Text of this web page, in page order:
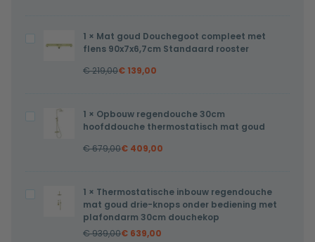
mat
Douchegoot
met
flens
90x7x6,7cm
1 × Mat goud Douchegoot compleet met
flens 90x7x6,7cm Standaard rooster
€219,00€ 139,00
Opbouw
regendouche
thermostatisch
mat
1 × Opbouw regendouche 30cm
hoofddouche thermostatisch mat goud
€679,00€ 409,00
Thermostatische
inbouw
regendouche
1 × Thermostatische inbouw regendouche
mat goud drie-knops onder bediening met
plafondarm 30cm douchekop
€939,00€ 639,00